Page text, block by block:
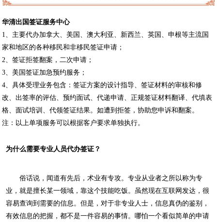
华清出国签证服务中心
1、主要代办加拿大、美国、澳大利亚、新西兰、英国、申根等主流国
家和地区的各种移民和非移民签证申请；
2、签证拒签翻案，二次申请；
3、美国签证加急预约服务；
4、具体受理业务包含：签证方案的设计指导、签证材料的审核和修
改、出签率的评估、预约面试、代递申请、正规签证材料翻译、代填表
格、面试培训、代领签证结果。如遭到拒签，协助您申诉和翻案。
注：以上单项服务可以根据客户要求单独执行。
为什么需要专业人员代办签证？
俗话说，闻道有先后，术业有专攻。专业从业者之所以称为专
业，就是擅长某一领域，靠这个技能吃饭。虽然现在互联网发达，很
容易查询到需要的信息。但是，对于非专业人士，信息真伪的鉴别，
有效信息的把握，都不是一件容易的事情。哪怕一个看似简单的申请